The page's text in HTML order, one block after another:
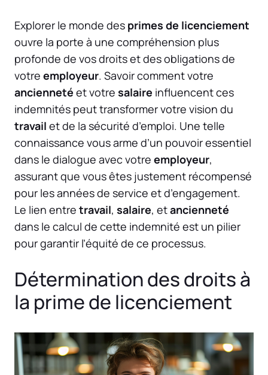
Explorer le monde des primes de licenciement
ouvre la porte à une compréhension plus
profonde de vos droits et des obligations de
votre employeur. Savoir comment votre
ancienneté et votre salaire influencent ces
indemnités peut transformer votre vision du
travail et de la sécurité d’emploi. Une telle
connaissance vous arme d’un pouvoir essentiel
dans le dialogue avec votre employeur,
assurant que vous êtes justement récompensé
pour les années de service et d’engagement.
Le lien entre travail, salaire, etancienneté
dans le calcul de cette indemnité est un pilier
pour garantir l’équité de ce processus.
Détermination des droits à
la prime de licenciement